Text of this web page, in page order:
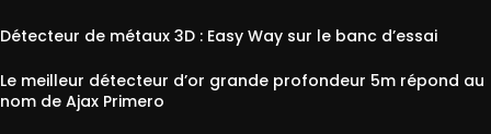
Détecteur de métaux 3D : Easy Way sur le banc d’essai
Le meilleur détecteur d’or grande profondeur 5m répond au
nom de Ajax Primero